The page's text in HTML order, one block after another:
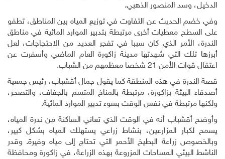
الدخيل، وسد المنصور الذهبي.
وفي خضم الحديث عن التفاوت في توزيع المياه بين المناطق، تطفو
على السطح معطيات أخرى مرتبطة بتدبير الموارد المائية في مناطق
الندرة، الأمر الذي كان سببا في تفجر العديد من الاحتجاجات، لعل
أبرزها تلك التي شهدتها مدينة زاكورة العام الماضي وأسفرت عن
اعتقال قوات الأمن 21 شخصا معظمهم من الشباب
.
قصة الندرة في هذه المنطقة كما يقول جمال أقشباب، رئيس جمعية
أصدقاء البيئة بزاكورة، مرتبطة بالمناخ المتسم بالجفاف، والتصحر،
ولكنها مرتبطة في نفس الوقت بسوء تدبير الموارد المائية.
وأوضح أقشباب أنه في الوقت الذي تعاني الساكنة من ندرة المياه،
يسمح لكبار المزارعين، بنشاط زراعي يستهلك المياه بشكل كبير،
وبالخصوص زراعة البطيخ الأحمر التي تحتاج إلى مياه وفيرة. وقدر
الناشط البيئي المساحات المزروعة بهذه الزراعة، في زاكورة ومحافظة